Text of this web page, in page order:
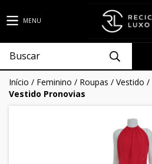
MENU
Início / Feminino / Roupas / Vestido /
Vestido Pronovias